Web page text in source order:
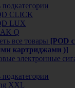
подкатегории
CLICK
LUX
Q
все товары [POD
картриджами )]
электронные
подкатегории
XXL